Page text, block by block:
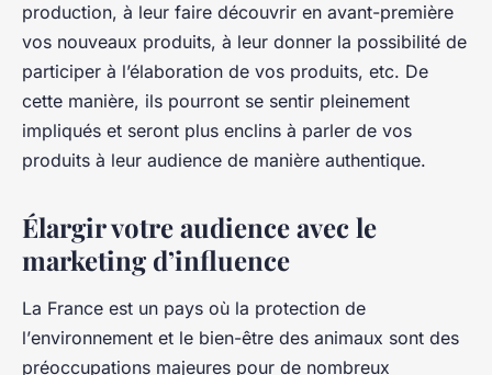
production, à leur faire découvrir en avant-première
vos nouveaux produits, à leur donner la possibilité de
participer à l’élaboration de vos produits, etc. De
cette manière, ils pourront se sentir pleinement
impliqués et seront plus enclins à parler de vos
produits à leur audience de manière authentique.
Élargir votre audience avec le
marketing d’influence
La France est un pays où la protection de
l’environnement et le bien-être des animaux sont des
préoccupations majeures pour de nombreux